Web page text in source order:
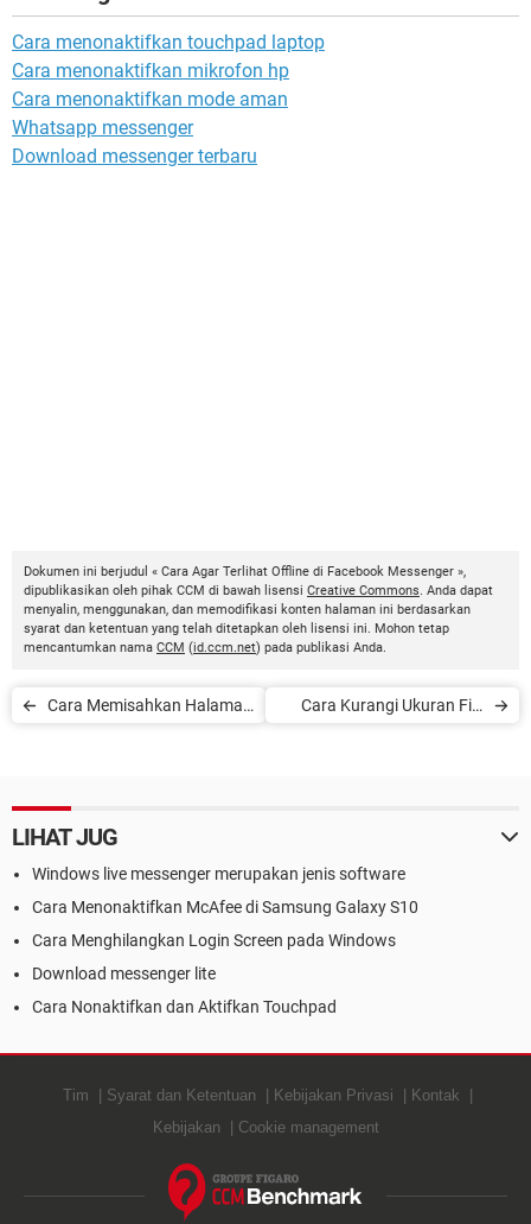
Cara menonaktifkan touchpad laptop
Cara menonaktifkan mikrofon hp
Cara menonaktifkan mode aman
Whatsapp messenger
Download messenger terbaru
Dokumen ini berjudul « Cara Agar Terlihat Offline di Facebook Messenger »,
dipublikasikan oleh pihak CCM di bawah lisensi Creative Commons. Anda dapat
menyalin, menggunakan, dan memodifikasi konten halaman ini berdasarkan
syarat dan ketentuan yang telah ditetapkan oleh lisensi ini. Mohon tetap
mencantumkan nama CCM (id.ccm.net) pada publikasi Anda.
Cara Memisahkan Halaman
Cara Kurangi Ukuran File
LIHAT JUG
Windows live messenger merupakan jenis software
Cara Menonaktifkan McAfee di Samsung Galaxy S10
Cara Menghilangkan Login Screen pada Windows
Download messenger lite
Cara Nonaktifkan dan Aktifkan Touchpad
Tim Syarat dan Ketentuan Kebijakan Privasi
Kontak
Kebijakan
Cookie management